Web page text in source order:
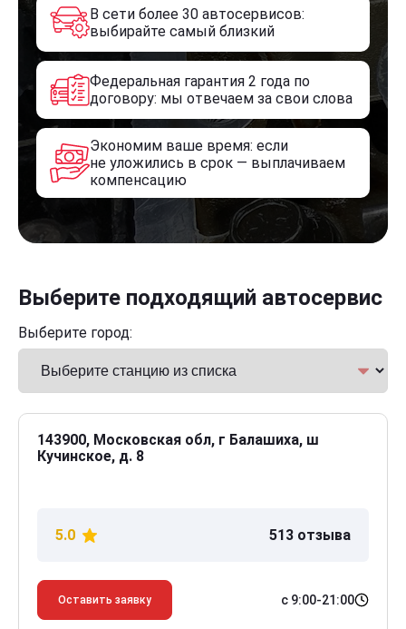
В сети более 30 автосервисов:
выбирайте самый близкий
Федеральная гарантия 2 года по
договору: мы отвечаем за свои слова
Экономим ваше время: если
не уложились в срок — выплачиваем
компенсацию
Выберите подходящий автосервис
Выберите город:
143900, Московская обл, г Балашиха, ш
Кучинское, д. 8
5.0 513 отзыва
Оставить заявку с 9:00-21:00